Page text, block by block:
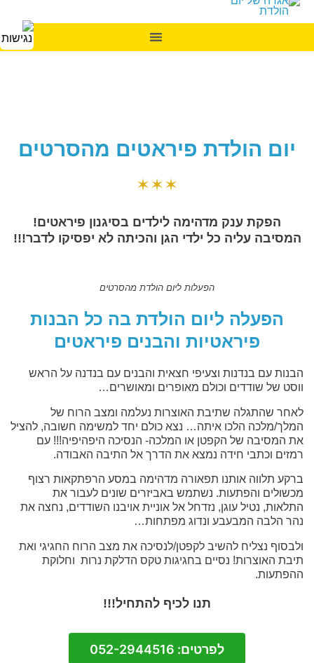
יום הולדת פיראטים מהסרטים
✶✶✶
הפקת ענק מדהימה לילדים בסיגנון פיראטים!
המסיבה עליה כל ילדי הגן והכיתה לא יפסיקו לדבר!!!
הפעלות ליום הולדת מהסרטים
הפעלה ליום הולדת בה כל הבנות
פיראטיות והבנים פיראטים
הבנות עם בנדנות וצעיפי חצאית והבנים עם בנדנה על הראש
ווסט של שודדים וכולם מאופרים ומאושרים…
לאחר שהתגלה שתיבת האוצרות נעלמה ומצב הרוח של
המלך/מלכה הלכו איתה… נצא כולם יחד למשימה חשובה, להציל
את המסיבה של הקפטן או המלכה- הנסיכה היפהיפיה!!! עם
רמזים וכתבי חידה נמצא את הדרך אל התיבה האבודה.
ברקע תלווה אותנו תפאורה מדהימה במסע הרפתקאות רצוף
מכשולים והפתעות. נשתמש באביזרים שונים לעבור את
התלאות, נטיל עוגן, נזדחל אל אוניית אויבנו השודדים, נחצה את
נהר הלבה המבעבע ונדוג מפתחות…
ולבסוף נצליח להשיב לקפטן/לנסיכה את מצב הרוח החגיגי ואת
תיבת האוצרות! נסיים בחגיגות טקס הדלקת נרות וחלוקת
ההפתעות.
תנו לכיף להתחיל!!!
לפרטים: 052-2944516